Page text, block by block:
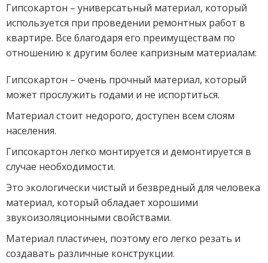
Гипсокартон – универсатьный материал, который
используется при проведении ремонтных работ в
квартире. Все благодаря его преимуществам по
отношению к другим более капризным материалам:
Гипсокартон – очень прочный материал, который
может прослужить годами и не испортиться.
Материал стоит недорого, доступен всем слоям
населения.
Гипсокартон легко монтируется и демонтируется в
случае необходимости.
Это экологически чистый и безвредный для человека
материал, который обладает хорошими
звукоизоляционными свойствами.
Материал пластичен, поэтому его легко резать и
создавать различные конструкции.